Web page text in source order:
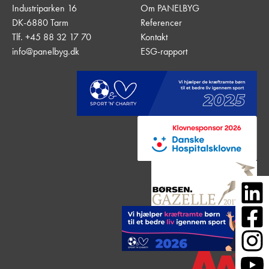
Industriparken 16
DK-6880 Tarm
Tlf. +45 88 32 17 70
info@panelbyg.dk
Om PANELBYG
Referencer
Kontakt
ESG-rapport